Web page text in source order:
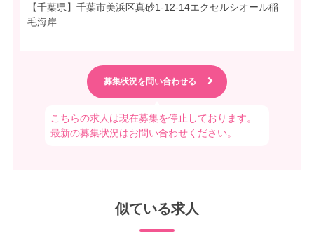
【千葉県】千葉市美浜区真砂1-12-14エクセルシオール稲
毛海岸
こちらの求人は現在募集を停止しております。
最新の募集状況はお問い合わせください。
似ている求人